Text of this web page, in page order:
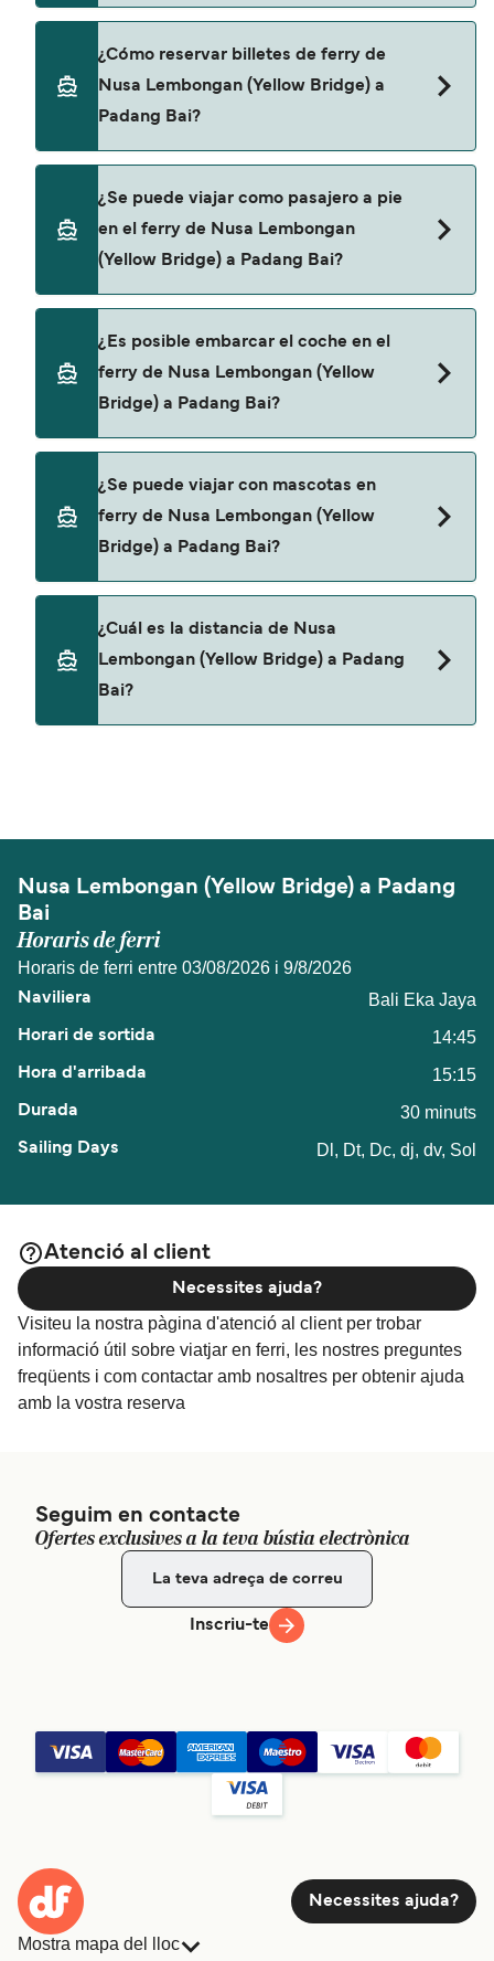
de 49€. El precio no incluye los gastos de reserva.
Nusa Lembongan (Yellow Bridge) a Padang Bai.
¿Cómo reservar billetes de ferry de
Nusa Lembongan (Yellow Bridge) a
Padang Bai?
(Yellow Bridge) a Padang Bai a través de nuestro
buscador de ferry online. Además, también
puedes consultar nuestra página de ofertas para
descrubrir las últimas promociones y descuentos
¿Se puede viajar como pasajero a pie
en el ferry de Nusa Lembongan
(Yellow Bridge) a Padang Bai?
Lembongan (Yellow Bridge) a Padang Bai con:
Bali Eka Jaya
¿Es posible embarcar el coche en el
ferry de Nusa Lembongan (Yellow
Bridge) a Padang Bai?
¿Se puede viajar con mascotas en
ferry de Nusa Lembongan (Yellow
Bridge) a Padang Bai?
¿Cuál es la distancia de Nusa
Lembongan (Yellow Bridge) a Padang
Bai?
Nusa Lembongan (Yellow Bridge) a Padang
Bai
Horaris de ferri
Horaris de ferri entre 03/08/2026 i 9/8/2026
Bali Eka Jaya
14:45
15:15
30 minuts
Dl, Dt, Dc, dj, dv, Sol
Atenció al client
Visiteu la nostra pàgina d'atenció al client per trobar
informació útil sobre viatjar en ferri, les nostres preguntes
freqüents i com contactar amb nosaltres per obtenir ajuda
amb la vostra reserva
Necessites ajuda?
Seguim en contacte
Ofertes exclusives a la teva bústia electrònica
Inscriu-te
Necessites ajuda?
Mostra mapa del lloc